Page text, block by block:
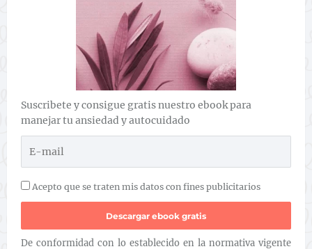
Suscribete y consigue gratis nuestro ebook para
manejar tu ansiedad y autocuidado
Acepto que se traten mis datos con fines publicitarios
De conformidad con lo establecido en la normativa vigente